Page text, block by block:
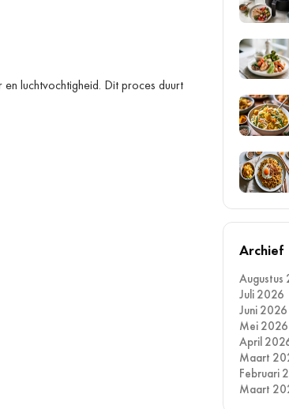
luchtvochtigheid. Dit proces duurt
Archief
Augustus
Juli 2026
Juni 2026
Mei 2026
April
Maart
Februari
Maart